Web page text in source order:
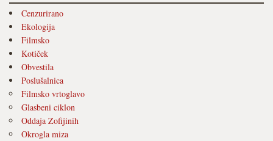
Cenzurirano
Ekologija
Filmsko
Kotiček
Obvestila
Poslušalnica
Filmsko vrtoglavo
Glasbeni ciklon
Oddaja Zofijinih
Okrogla miza